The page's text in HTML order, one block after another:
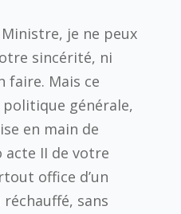
je ne peux
sincérité, ni
faire. Mais ce
politique générale,
en main de
acte II de votre
office d’un
sans